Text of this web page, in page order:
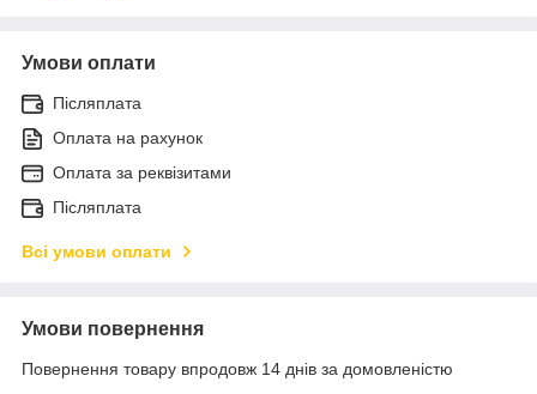
Умови оплати
Післяплата
Оплата на рахунок
Оплата за реквізитами
Післяплата
Всі умови оплати
Умови повернення
Повернення товару впродовж 14 днів за домовленістю